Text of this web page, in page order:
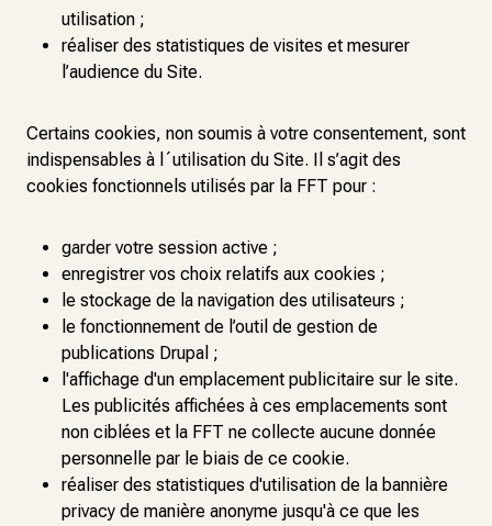
utilisation ;
réaliser des statistiques de visites et mesurer
l’audience du Site.
Certains cookies, non soumis à votre consentement, sont
indispensables à l´utilisation du Site. Il s’agit des
cookies fonctionnels utilisés par la FFT pour :
garder votre session active ;
enregistrer vos choix relatifs aux cookies ;
le stockage de la navigation des utilisateurs ;
le fonctionnement de l’outil de gestion de
publications Drupal ;
l'affichage d'un emplacement publicitaire sur le site.
Les publicités affichées à ces emplacements sont
non ciblées et la FFT ne collecte aucune donnée
personnelle par le biais de ce cookie.
réaliser des statistiques d'utilisation de la bannière
privacy de manière anonyme jusqu'à ce que les